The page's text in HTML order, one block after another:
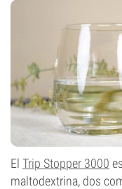
El Trip Stopper 3000
maltodextrina, dos